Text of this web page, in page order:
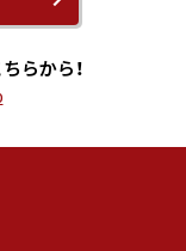
らから！